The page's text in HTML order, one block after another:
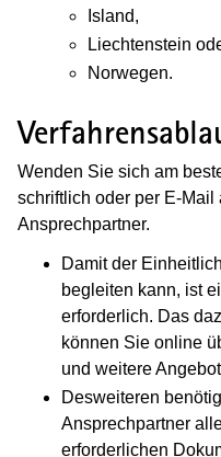
Island,
Liechtenstein
Norwegen.
Wenden Sie sich am
schriftlich oder per E-
Ansprechpartner.
Damit der
begleiten kann, ist
erforderlich. Das
können Sie online
und weitere
Desweiteren
Ansprechpartner
erforderlichen